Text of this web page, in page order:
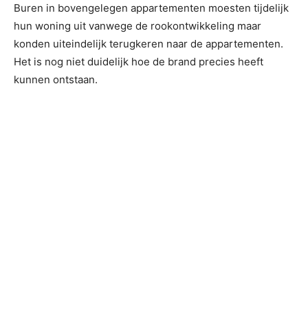
Buren in bovengelegen appartementen moesten tijdelijk
hun woning uit vanwege de rookontwikkeling maar
konden uiteindelijk terugkeren naar de appartementen.
Het is nog niet duidelijk hoe de brand precies heeft
kunnen ontstaan.